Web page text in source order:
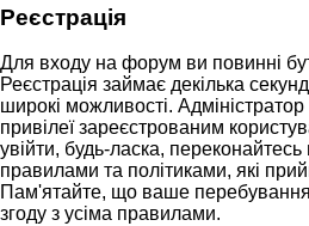
Реєстрація
Для входу на форум ви повинні
Реєстрація займає декілька
широкі можливості.
привілеї зареєстрованим
увійти, будь-ласка,
правилами та політиками, які
Пам'ятайте, що ваше
згоду з усіма правилами.